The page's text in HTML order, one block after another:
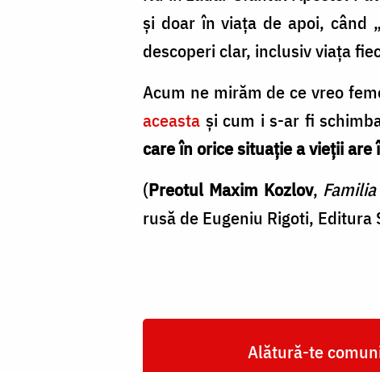
şi doar în viaţa de apoi, când
descoperi clar, inclusiv viața
Acum ne mirăm de ce vreo
aceasta şi cum i s-ar fi
care în orice situație a vieţii
(Preotul Maxim Kozlov,
rusă de Eugeniu Rigoti,
Alătură-te